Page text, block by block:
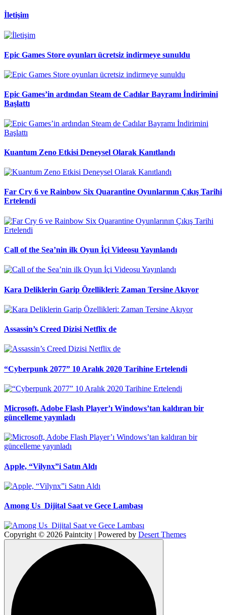
İletişim
Epic Games Store oyunları ücretsiz indirmeye sunuldu
Epic Games’in ardından Steam de Cadılar Bayramı İndirimini
Başlattı
Kuantum Zeno Etkisi Deneysel Olarak Kanıtlandı
Far Cry 6 ve Rainbow Six Quarantine Oyunlarının Çıkış Tarihi
Ertelendi
Call of the Sea’nin ilk Oyun İçi Videosu Yayınlandı
Kara Deliklerin Garip Özellikleri: Zaman Tersine Akıyor
Assassin’s Creed Dizisi Netflix de
“Cyberpunk 2077” 10 Aralık 2020 Tarihine Ertelendi
Microsoft, Adobe Flash Player’ı Windows’tan kaldıran bir
güncelleme yayınladı
Apple, “Vilynx”i Satın Aldı
Among Us Dijital Saat ve Gece Lambası
Copyright © 2026 Paintcity | Powered by Desert Themes